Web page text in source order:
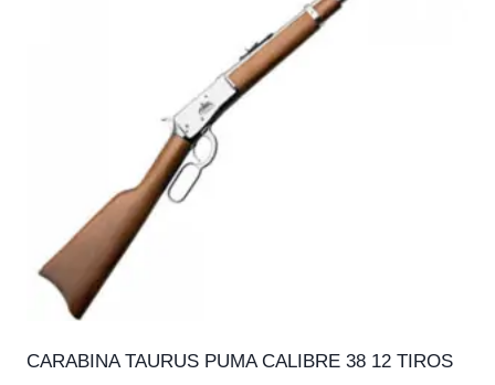
CARABINA TAURUS PUMA CALIBRE 38 12 TIROS